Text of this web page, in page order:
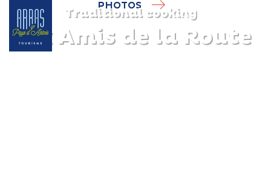
Traditional cooking
Aux Amis de la Route
PHOTOS